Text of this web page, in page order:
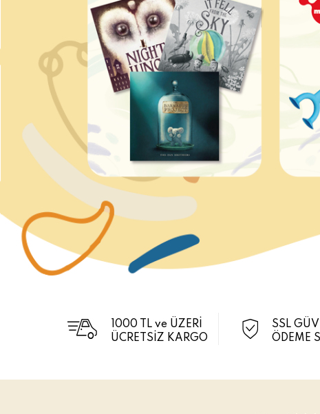
1000 TL ve ÜZERİ
ÜCRETSİZ KARGO
SSL
ÖDEME